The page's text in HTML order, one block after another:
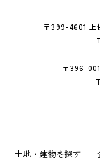
〒399-4601 上
〒396-
土地・建物を探す